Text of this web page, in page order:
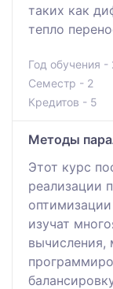
таких как
тепло
Год обучения -
Семестр - 2
Кредитов - 5
Методы
Этот курс
реализации
изучат
вычисления,